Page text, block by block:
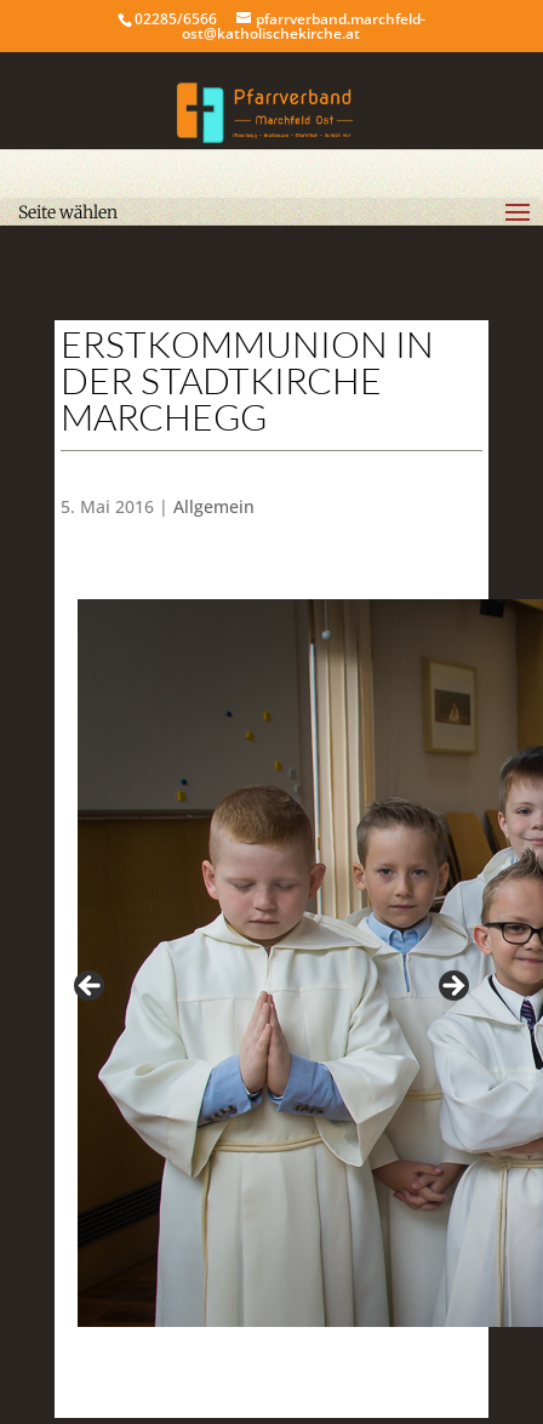
02285/6566 pfarrverband.marchfeld-
ost@katholischekirche.at
Seite wählen
ERSTKOMMUNION IN
DER STADTKIRCHE
MARCHEGG
5. Mai 2016 | Allgemein